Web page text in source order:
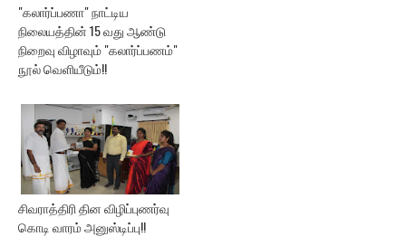
"கலார்ப்பணா" நாட்டிய
நிலையத்தின் 15 வது ஆண்டு
நிறைவு விழாவும் "கலார்ப்பணம்"
நூல் வெளியீடும்!!
சிவராத்திரி தின விழிப்புணர்வு
கொடி வாரம் அனுஸ்டிப்பு!!